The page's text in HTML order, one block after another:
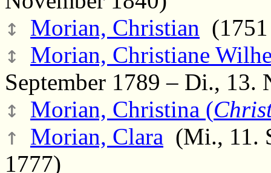
↕ Morian, Christian
↕ Morian, Christiane
September 1789 – Di., 13.
↕ Morian, Christina (
↑ Morian, Clara (Mi., 11.
1777)